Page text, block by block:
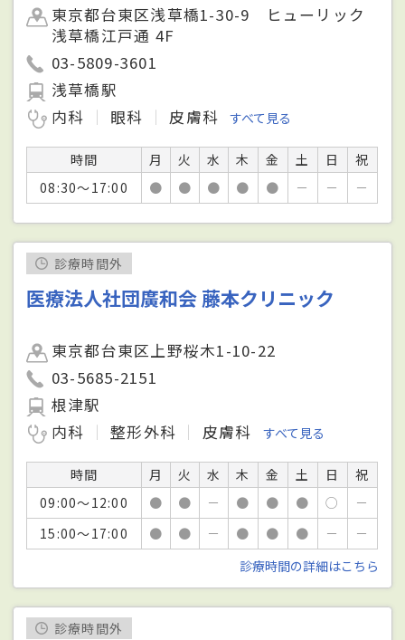
東京都台東区浅草橋1-30-9 ヒューリック
浅草橋江戸通 4F
03-5809-3601
浅草橋駅
内科
眼科 皮膚科 すべて見る
時間 月 火 水 木 金 土 日
祝
08:30～17:00
● ● ● ● ● － － －
診療時間外
医療法人社団廣和会 藤本クリニック
東京都台東区上野桜木1-10-22
03-5685-2151
根津駅
内科
整形外科 皮膚科 すべて見る
時間 月 火 水 木 金 土 日
祝
09:00～12:00
● ● － ● ● ● ○
－
15:00～17:00
● ● － ● ● ● －
－
診療時間の詳細はこちら
診療時間外